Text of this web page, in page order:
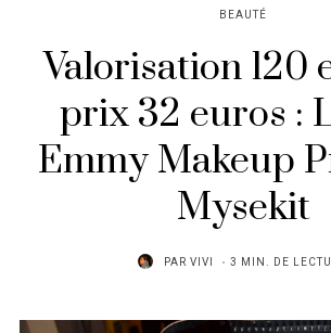
BEAUTÉ
Valorisation 120
prix 32 euros :
Emmy Makeup
Mysekit
PAR VIVI 3 MIN. DE